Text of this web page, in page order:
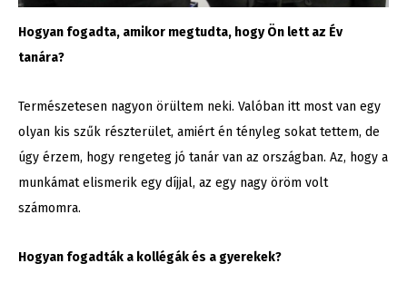
Hogyan fogadta, amikor megtudta, hogy Ön lett az Év
tanára?
Természetesen nagyon örültem neki. Valóban itt most van egy
olyan kis szűk részterület, amiért én tényleg sokat tettem, de
úgy érzem, hogy rengeteg jó tanár van az országban. Az, hogy a
munkámat elismerik egy díjjal, az egy nagy öröm volt
számomra.
Hogyan fogadták a kollégák és a gyerekek?